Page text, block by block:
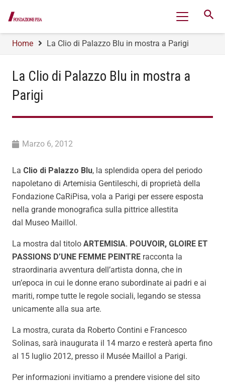
search
Home La Clio di Palazzo Blu in mostra a Parigi
La Clio di Palazzo Blu in mostra a
Parigi
Marzo 6, 2012
La Clio di Palazzo Blu, la splendida opera del periodo
napoletano di Artemisia Gentileschi, di proprietà della
Fondazione CaRiPisa, vola a Parigi per essere esposta
nella grande monografica sulla pittrice allestita
dal Museo Maillol.
La mostra dal titolo ARTEMISIA. POUVOIR, GLOIRE ET
PASSIONS D’UNE FEMME PEINTRE racconta la
straordinaria avventura dell’artista donna, che in
un’epoca in cui le donne erano subordinate ai padri e ai
mariti, rompe tutte le regole sociali, legando se stessa
unicamente alla sua arte.
La mostra, curata da Roberto Contini e Francesco
Solinas, sarà inaugurata il 14 marzo e resterà aperta fino
al 15 luglio 2012, presso il Musée Maillol a Parigi.
Per informazioni invitiamo a prendere visione del sito